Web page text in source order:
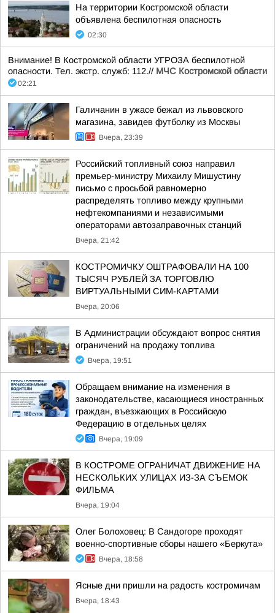
На территории Костромской области
объявлена беспилотная опасность
02:30
Внимание! В Костромской области УГРОЗА беспилотной
опасности. Тел. экстр. служб: 112.// МЧС Костромской области
02:21
Галичанин в ужасе бежал из львовского
магазина, завидев футболку из Москвы
Вчера, 23:39
Российский топливный союз направил
премьер-министру Михаилу Мишустину
письмо с просьбой равномерно
распределять топливо между крупными
нефтекомпаниями и независимыми
операторами автозаправочных станций
Вчера, 21:42
КОСТРОМИЧКУ ОШТРАФОВАЛИ НА 100
ТЫСЯЧ РУБЛЕЙ ЗА ТОРГОВЛЮ
ВИРТУАЛЬНЫМИ СИМ-КАРТАМИ
Вчера, 20:06
В Администрации обсуждают вопрос снятия
ограничений на продажу топлива
Вчера, 19:51
Обращаем внимание на изменения в
законодательстве, касающиеся иностранных
граждан, въезжающих в Российскую
Федерацию в отдельных целях
Вчера, 19:09
В КОСТРОМЕ ОГРАНИЧАТ ДВИЖЕНИЕ НА
НЕСКОЛЬКИХ УЛИЦАХ ИЗ-ЗА СЪЕМОК
ФИЛЬМА
Вчера, 19:04
Олег Болоховец: В Сандогоре проходят
военно-спортивные сборы нашего «Беркута»
Вчера, 18:58
Ясные дни пришли на радость костромичам
Вчера, 18:43